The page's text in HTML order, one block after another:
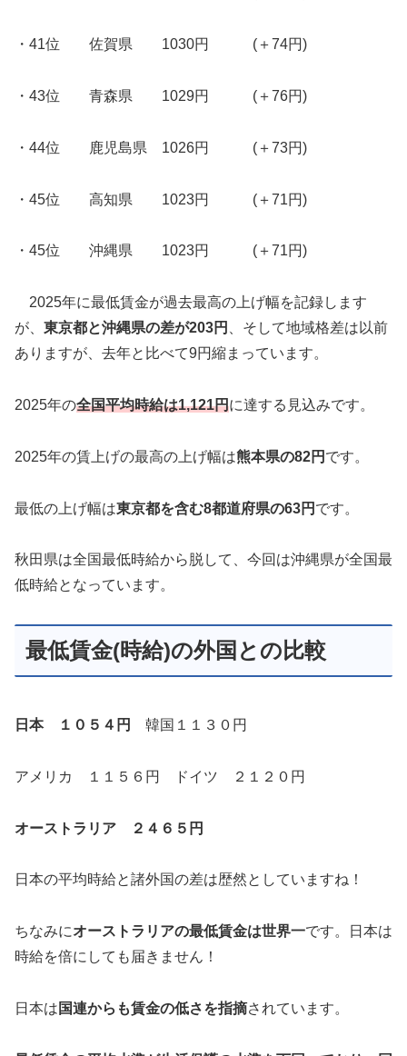
・41位 佐賀県 1030円 (＋74円)
・43位 青森県 1029円 (＋76円)
・44位 鹿児島県 1026円 (＋73円)
・45位 高知県 1023円 (＋71円)
・45位 沖縄県 1023円 (＋71円)
2025年に最低賃金が過去最高の上げ幅を記録します
が、 東京都と沖縄県の差が203円
、そして地域格差は以前
ありますが、去年と比べて9円縮まっています。
2025年の全国平均時給は1,121円に達する見込みです。
2025年の賃上げの最高の上げ幅は熊本県の82円 です。
最低の上げ幅は東京都を含む8都道府県の63円 です。
秋田県は全国最低時給から脱して、今回は沖縄県が全国最
低時給となっています。
最低賃金(時給)の外国との比較
日本 １０５４円 韓国１１３０円
アメリカ １１５６円 ドイツ ２１２０円
オーストラリア ２４６５円
日本の平均時給と諸外国の差は歴然としていますね！
ちなみにオーストラリアの最低賃金は世界一です。日本は
時給を倍にしても届きません！
日本は 国連からも賃金の低さを指摘されています。